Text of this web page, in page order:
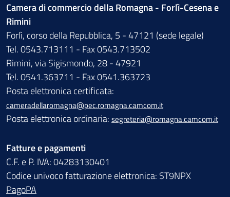
Camera di commercio della Romagna - Forlì-Cesena e
Rimini
Forlì, corso della Repubblica, 5 - 47121 (sede legale)
Tel. 0543.713111 - Fax 0543.713502
Rimini, via Sigismondo, 28 - 47921
Tel. 0541.363711 - Fax 0541.363723
Posta elettronica certificata:
cameradellaromagna@pec.romagna.camcom.it
Posta elettronica ordinaria: segreteria@romagna.camcom.it
Fatture e pagamenti
C.F. e P. IVA: 04283130401
Codice univoco fatturazione elettronica: ST9NPX
PagoPA